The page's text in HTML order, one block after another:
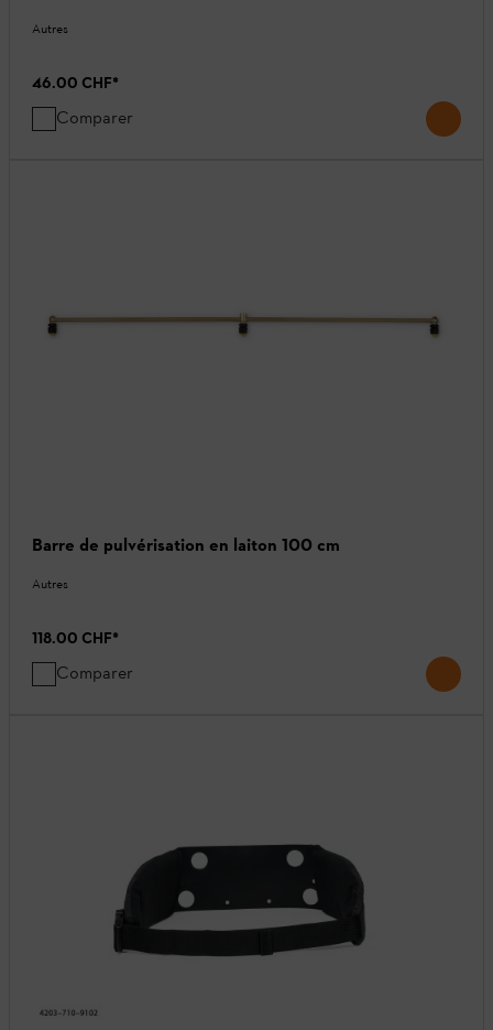
Autres
46.00 CHF*
Comparer
Barre de pulvérisation en laiton 100 cm
Autres
118.00 CHF*
Comparer